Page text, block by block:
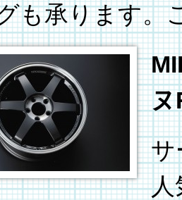
も承ります。
ヌ
サ
人